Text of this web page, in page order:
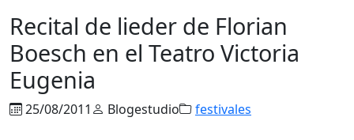
Recital de lieder de Florian
Boesch en el Teatro Victoria
Eugenia
25/08/2011 Blogestudio festivales